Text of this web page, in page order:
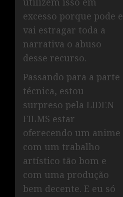
excesso porque pode e
vai estragar toda a
narrativa o abuso
desse recurso.
Passando para a parte
técnica, estou
surpreso pela LIDEN
FILMS estar
oferecendo um anime
com um trabalho
artístico tão bom e
com uma produção
bem decente. E eu só